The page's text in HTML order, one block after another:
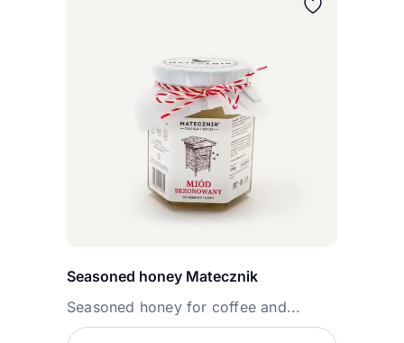
Seasoned honey Matecznik
Seasoned honey for coffee and...